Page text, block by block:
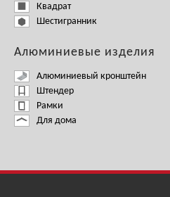
Квадрат
Шестигранник
Алюминиевые изделия
Алюминиевый кронштейн
Штендер
Рамки
Для дома